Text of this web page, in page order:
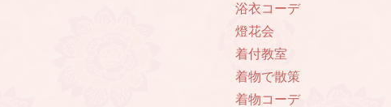
浴衣コーデ
燈花会
着付教室
着物で散策
着物コーデ